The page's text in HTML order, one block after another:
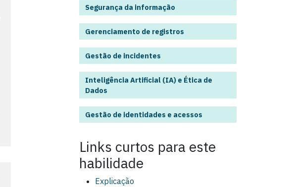
Segurança da informação
Gerenciamento de registros
Gestão de incidentes
Inteligência Artificial (IA) e Ética de
Dados
Gestão de identidades e acessos
Links curtos para este
habilidade
Explicação